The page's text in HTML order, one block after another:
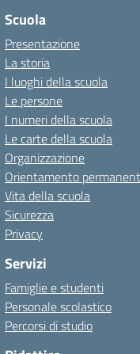
Scuola
Presentazione
La storia
I luoghi della scuola
Le persone
I numeri della scuola
Le carte della scuola
Organizzazione
Orientamento
Vita della scuola
Sicurezza
Privacy
Servizi
Famiglie e studenti
Personale scolastico
Percorsi di studio